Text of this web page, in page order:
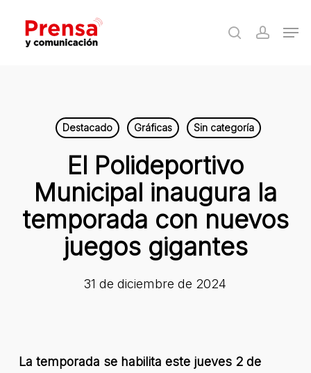
main
search
Destacado Gráficas Sin categoría
El Polideportivo
Municipal inaugura la
temporada con nuevos
juegos gigantes
31 de diciembre de 2024
La temporada se habilita este jueves 2 de